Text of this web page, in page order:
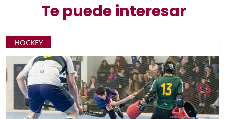
Te puede interesar
HOCKEY